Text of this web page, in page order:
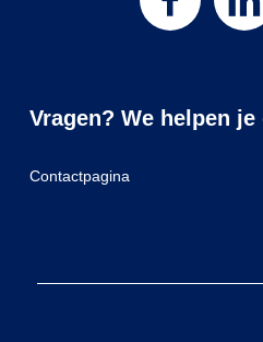
Vragen? We helpen je
Contactpagina